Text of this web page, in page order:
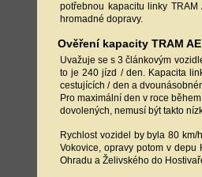
potřebnou kapacitu linky
hromadné dopravy.
Ověření kapacity TRAM AE
Uvažuje se s 3 článkovým
to je 240 jízd / den. Kapacita
cestujících / den a
Pro maximální den v roce
dovolených, nemusí být takto
Rychlost vozidel by byla 80
Vokovice, opravy potom v depu
Ohradu a Želivského do